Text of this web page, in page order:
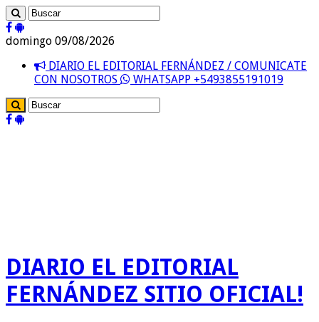
domingo 09/08/2026
DIARIO EL EDITORIAL FERNÁNDEZ / COMUNICATE
CON NOSOTROS
WHATSAPP +5493855191019
DIARIO EL EDITORIAL
FERNÁNDEZ SITIO OFICIAL!